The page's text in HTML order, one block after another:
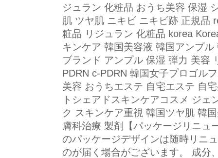
ジュラン 化粧品 おうち美容 保湿
肌 ツヤ肌 ニキビ ニキビ跡 正規品
粧品 リジュラン 化粧品 korea
キンケア 韓国美容液 韓国アンプ
ブランド アンプル 保湿 弾力 美容
PDRN c-PDRN 韓国女子プロゴル
美容 おうちエステ 自宅エステ 自
トシェアドスキンケアコスメ ジ
ク スキンケア重視 韓国ツヤ肌 韓
膚科治療 製剤【パッケージリニュ
のパッケージデザインは随時リニ
のが届く場合がございます。 成分